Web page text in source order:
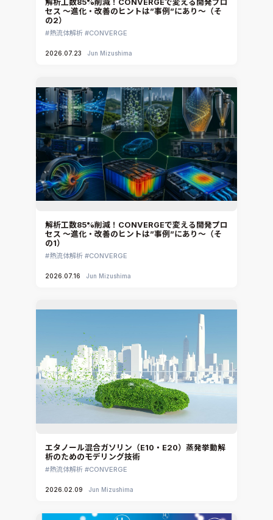
CATIA V5 Analysis
3DEXPERIENCE SIMULIA
ennovaCFD
MpCCI
Ansys Granta MI
Ansys Granta Selector
解析工数85%削減！CONVERGEで変える開発プロ
セス ～進化・改善のヒントは”事例”にあり～（そ
の2）
熱流体解析 CONVERGE
2026.07.23 Jun Mizushima
解析工数85%削減！CONVERGEで変える開発プロ
セス ～進化・改善のヒントは”事例”にあり～（そ
の1）
熱流体解析 CONVERGE
2026.07.16 Jun Mizushima
エタノール混合ガソリン（E10・E20）蒸発挙動解
析のためのモデリング技術
熱流体解析 CONVERGE
2026.02.09 Jun Mizushima